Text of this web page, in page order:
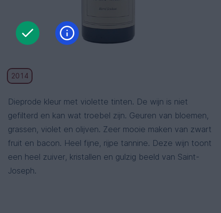
2014
Dieprode kleur met violette tinten. De wijn is niet
gefilterd en kan wat troebel zijn. Geuren van bloemen,
grassen, violet en olijven. Zeer mooie maken van zwart
fruit en bacon. Heel fijne, rijpe tannine. Deze wijn toont
een heel zuiver, kristallen en gulzig beeld van Saint-
Joseph.